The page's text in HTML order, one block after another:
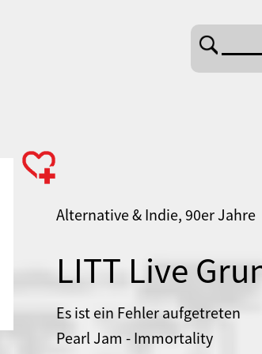
Alternative & Indie, 90er Jahre
LITT Live
Es ist ein Fehler aufgetreten
Pearl Jam - Immortality